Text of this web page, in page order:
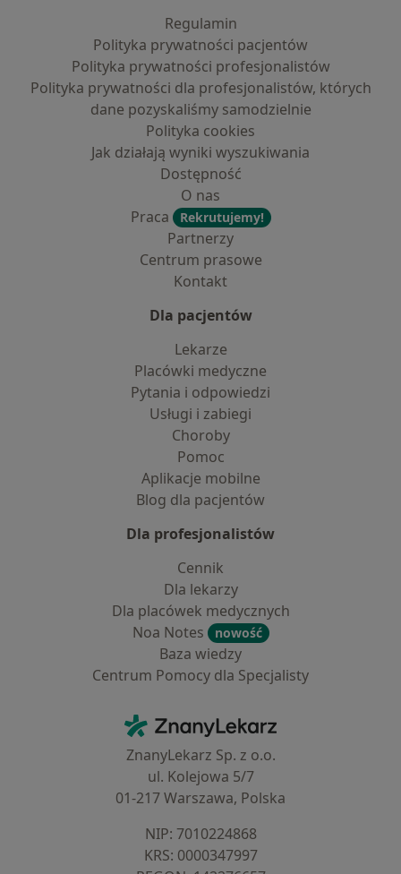
Regulamin
Polityka prywatności pacjentów
Polityka prywatności profesjonalistów
Polityka prywatności dla profesjonalistów, których
dane pozyskaliśmy samodzielnie
Polityka cookies
Jak działają wyniki wyszukiwania
Dostępność
O nas
Praca
Rekrutujemy!
Partnerzy
Centrum prasowe
Kontakt
Dla pacjentów
Lekarze
Placówki medyczne
Pytania i odpowiedzi
Usługi i zabiegi
Choroby
Pomoc
Aplikacje mobilne
Blog dla pacjentów
Dla profesjonalistów
Cennik
Dla lekarzy
Dla placówek medycznych
Noa Notes
nowość
Baza wiedzy
Centrum Pomocy dla Specjalisty
ZnanyLekarz - Strona główna
ZnanyLekarz Sp. z o.o.
ul. Kolejowa 5/7
01-217 Warszawa, Polska
NIP: ⁠7010224868
KRS: ⁠0000347997